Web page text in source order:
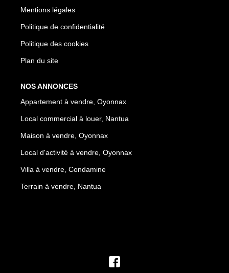
Mentions légales
Politique de confidentialité
Politique des cookies
Plan du site
NOS ANNONCES
Appartement à vendre, Oyonnax
Local commercial à louer, Nantua
Maison à vendre, Oyonnax
Local d'activité à vendre, Oyonnax
Villa à vendre, Condamine
Terrain à vendre, Nantua